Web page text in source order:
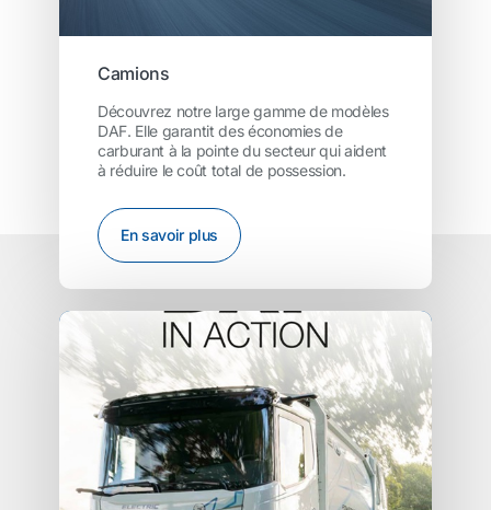
Camions
Découvrez notre large gamme de modèles
DAF. Elle garantit des économies de
carburant à la pointe du secteur qui aident
à réduire le coût total de possession.
En savoir plus